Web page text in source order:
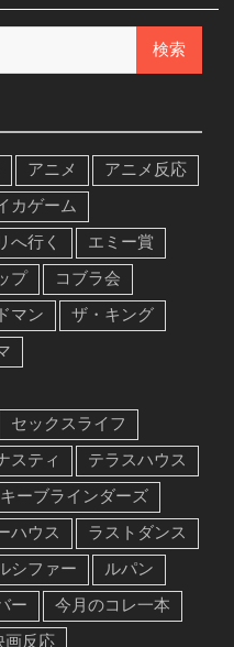
アニメ
カゲーム
へ行く
エミー賞
プ
コブラ会
マン
セックスライフ
スティ
テラスハウス
ーブラインダーズ
ハウス
ラストダンス
シファー
ルパン
ー
今月のコレ一本